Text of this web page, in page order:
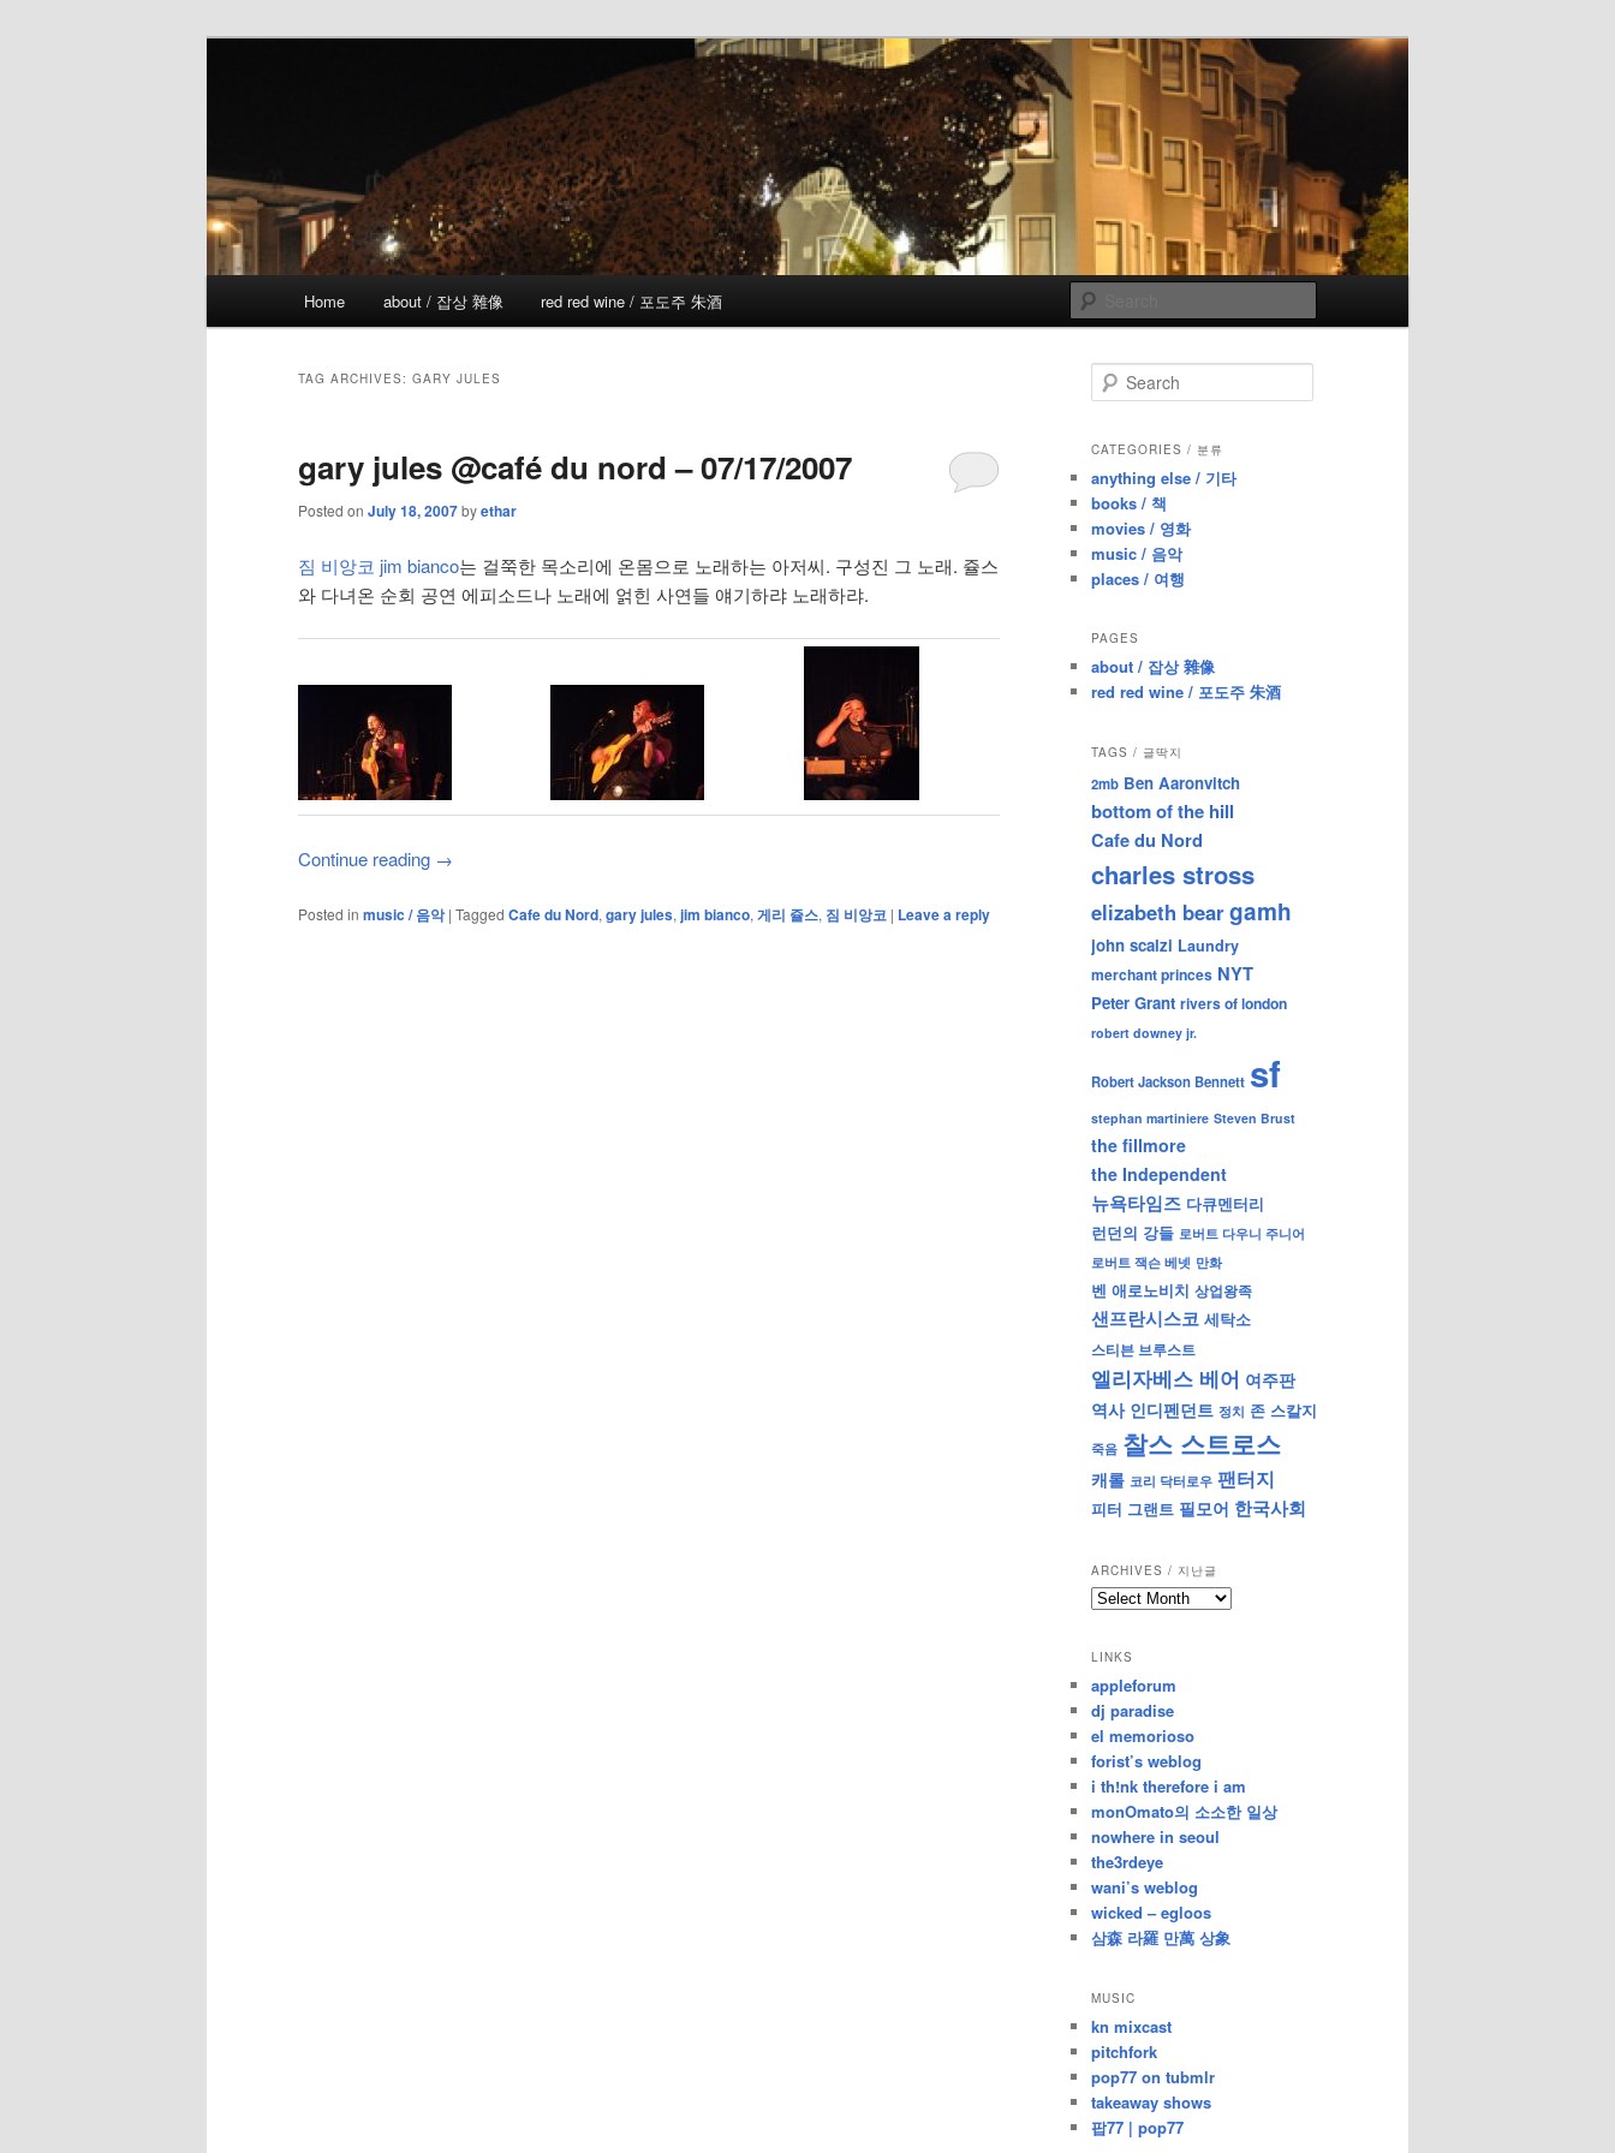
Home about / 잡상 雜像 red red wine / 포도주 朱酒
TAG ARCHIVES: GARY JULES
gary jules @café du nord – 07/17/2007
Posted on July 18, 2007byethar
짐 비앙코 jim bianco는 걸쭉한 목소리에 온몸으로 노래하는 아저씨. 구성진 그 노래. 쥴스
와 다녀온 순회 공연 에피소드나 노래에 얽힌 사연들 얘기하랴 노래하랴.
Continue reading →
Posted in music / 음악 | Tagged Cafe du Nord, gary jules, jim bianco, 게리 쥴스, 짐 비앙코 | Leave a reply
e
r
h
CATEGORIES / 분류
anything else / 기타
books / 책
movies / 영화
music / 음악
places / 여행
PAGES
about / 잡상 雜像
red red wine / 포도주 朱酒
TAGS / 글딱지
2mb Ben Aaronvitch
bottom of the hill
Cafe du Nord
charles stross
elizabeth beargamh
john scalzi Laundry
merchant princes NYT
Peter Grant rivers of london
robert downey jr.
Robert Jackson Bennett sf
stephan martiniere Steven Brust
the fillmore
the Independent
뉴욕타임즈 다큐멘터리
런던의 강들 로버트 다우니 주니어
로버트 잭슨 베넷 만화
벤 애로노비치 상업왕족
샌프란시스코 세탁소
스티븐 브루스트
엘리자베스 베어 여주판
역사 인디펜던트 정치 존 스칼지
죽음 찰스 스트로스
캐롤 코리 닥터로우 팬터지
피터 그랜트 필모어 한국사회
ARCHIVES / 지난글
archives
난
글
LINKS
appleforum
dj paradise
el memorioso
forist’s weblog
i th!nk therefore i am
monOmato의 소소한 일상
nowhere in seoul
the3rdeye
wani’s weblog
wicked – egloos
삼森 라羅 만萬 상象
MUSIC
kn mixcast
pitchfork
pop77 on tubmlr
takeaway shows
팝77 | pop77